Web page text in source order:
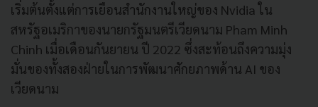
เริ่มต้นตั้งแต่การเยือนสำนักงานใหญ่ของ Nvidia ใน
สหรัฐอเมริกาของนายกรัฐมนตรีเวียดนาม Pham Minh
Chinh เมื่อเดือนกันยายน ปี 2022 ซึ่งสะท้อนถึงความมุ่ง
มั่นของทั้งสองฝ่ายในการพัฒนาศักยภาพด้าน AI ของ
เวียดนาม